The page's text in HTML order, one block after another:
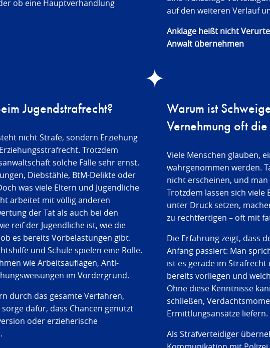
ob eine Hauptverhandlung
auf den weiteren Verlauf
Anklage heißt nicht
Anwalt übernehmen
Jugendstrafrecht?
nicht Strafe, sondern Erziehung
Trotzdem
solche Fälle sehr ernst.
Diebstähle, BtM-Delikte oder
was viele Eltern und Jugendliche
arbeitet mit völlig anderen
der Tat als auch bei den
reif der Jugendliche ist, wie die
es bereits Vorbelastungen gibt.
und Schule spielen eine Rolle.
wie Arbeitsauflagen, Anti-
im Vordergrund.
durch das gesamte Verfahren,
dafür, dass Chancen genutzt
oder erzieherische
Warum ist
Vernehmung oft
Viele Menschen glauben,
wahrgenommen werden.
nicht erscheinen, und man
Trotzdem lassen sich
unter Druck setzen,
zu rechtfertigen – oft mit
Die Erfahrung zeigt, dass
Anfang passiert: Man
ist es gerade im Strafrecht
bereits vorliegen und
Ohne diese Kenntnisse
schließen,
Ermittlungsansätze liefern.
Als Strafverteidiger